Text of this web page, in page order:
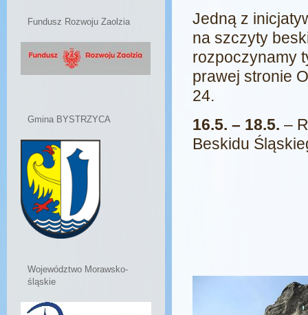
Jedną z
na szczyty
rozpoczynamy
prawej stronie
24.
16.5. – 18.5. –
Beskidu
Fundusz Rozwoju Zaolzia
Gmina BYSTRZYCA
Województwo Morawsko-
śląskie